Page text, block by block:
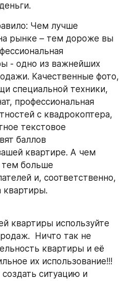
Чем лучше
рынке – тем дороже вы
- одно из важнейших
Качественные фото,
специальной техники,
профессиональная
с квадрокоптера,
текстовое
баллов
квартире. А чем
больше
и, соответственно,
квартиры используйте
Ничто так не
квартиры и её
их использование!!!
ситуацию и